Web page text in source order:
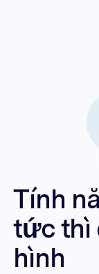
Tính
tức thì
hình